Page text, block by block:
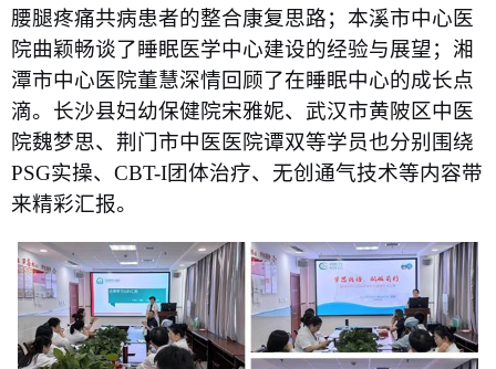
腰腿疼痛共病患者的整合康复思路；本溪市中心医
院曲颖畅谈了睡眠医学中心建设的经验与展望；湘
潭市中心医院董慧深情回顾了在睡眠中心的成长点
滴。长沙县妇幼保健院宋雅妮、武汉市黄陂区中医
院魏梦思、荆门市中医医院谭双等学员也分别围绕
PSG实操、 CBT-I团体治疗、无创通气技术等内容带
来精彩汇报。